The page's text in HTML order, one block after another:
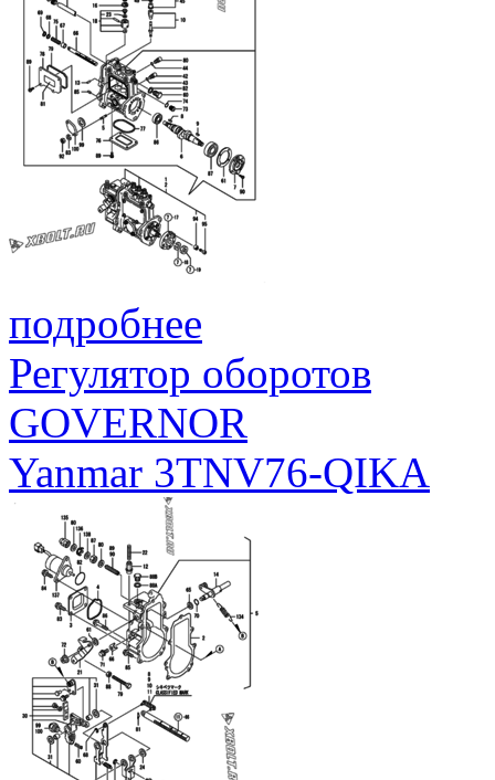
подробнее
Регулятор оборотов
GOVERNOR
Yanmar 3TNV76-QIKA